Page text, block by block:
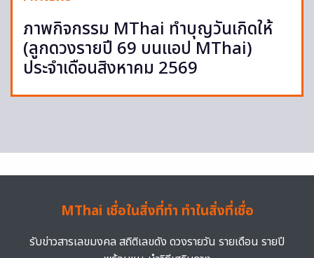
ภาพกิจกรรม MThai ทำบุญวันเกิดให้
(ลูกดวงรายปี 69 บนแอป MThai)
ประจำเดือนสิงหาคม 2569
MThai เชื่อในสิ่งที่ทำ ทำในสิ่งที่เชื่อ
รับข่าวสารเลขมงคล สถิติเลขดัง ดวงรายวัน รายเดือน รายปี